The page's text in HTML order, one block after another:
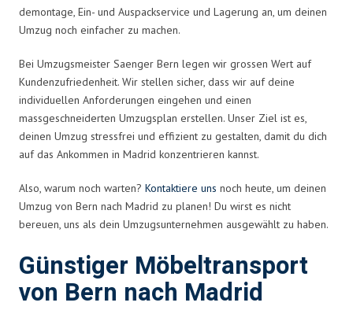
demontage, Ein- und Auspackservice und Lagerung an, um deinen
Umzug noch einfacher zu machen.
Bei Umzugsmeister Saenger Bern legen wir grossen Wert auf
Kundenzufriedenheit. Wir stellen sicher, dass wir auf deine
individuellen Anforderungen eingehen und einen
massgeschneiderten Umzugsplan erstellen. Unser Ziel ist es,
deinen Umzug stressfrei und effizient zu gestalten, damit du dich
auf das Ankommen in Madrid konzentrieren kannst.
Also, warum noch warten? Kontaktiere uns noch heute, um deinen
Umzug von Bern nach Madrid zu planen! Du wirst es nicht
bereuen, uns als dein Umzugsunternehmen ausgewählt zu haben.
Günstiger Möbeltransport
von Bern nach Madrid